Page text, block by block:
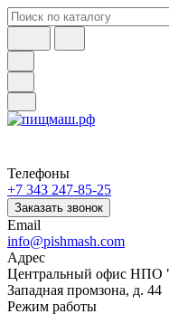
Телефоны
+7 343 247-85-25
Заказать звонок
Email
info@pishmash.com
Адрес
Центральный офис НПО
Западная промзона, д. 44
Режим работы